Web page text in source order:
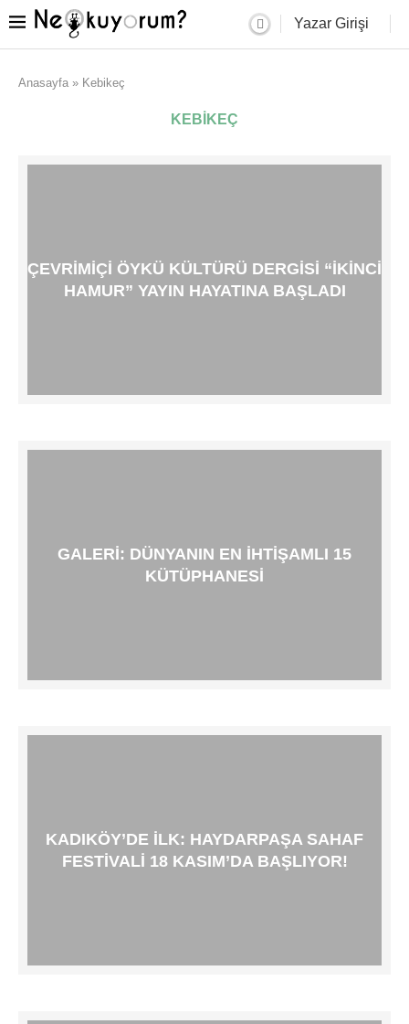
Yazar Girişi
Anasayfa » Kebikeç
KEBIKEÇ
ÇEVRIMIÇI ÖYKÜ KÜLTÜRÜ DERGISI “İKINCI
HAMUR” YAYIN HAYATINA BAŞLADI
GALERI: DÜNYANIN EN IHTIŞAMLI 15
KÜTÜPHANESI
KADIKÖY’DE ILK: HAYDARPAŞA SAHAF
FESTIVALI 18 KASIM’DA BAŞLIYOR!